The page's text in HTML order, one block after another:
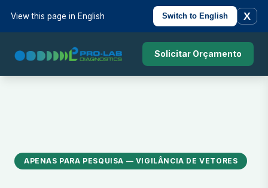
Solicitar Orçamento
APENAS PARA PESQUISA — VIGILÂNCIA DE VETORES
View this page in English Switch to English X